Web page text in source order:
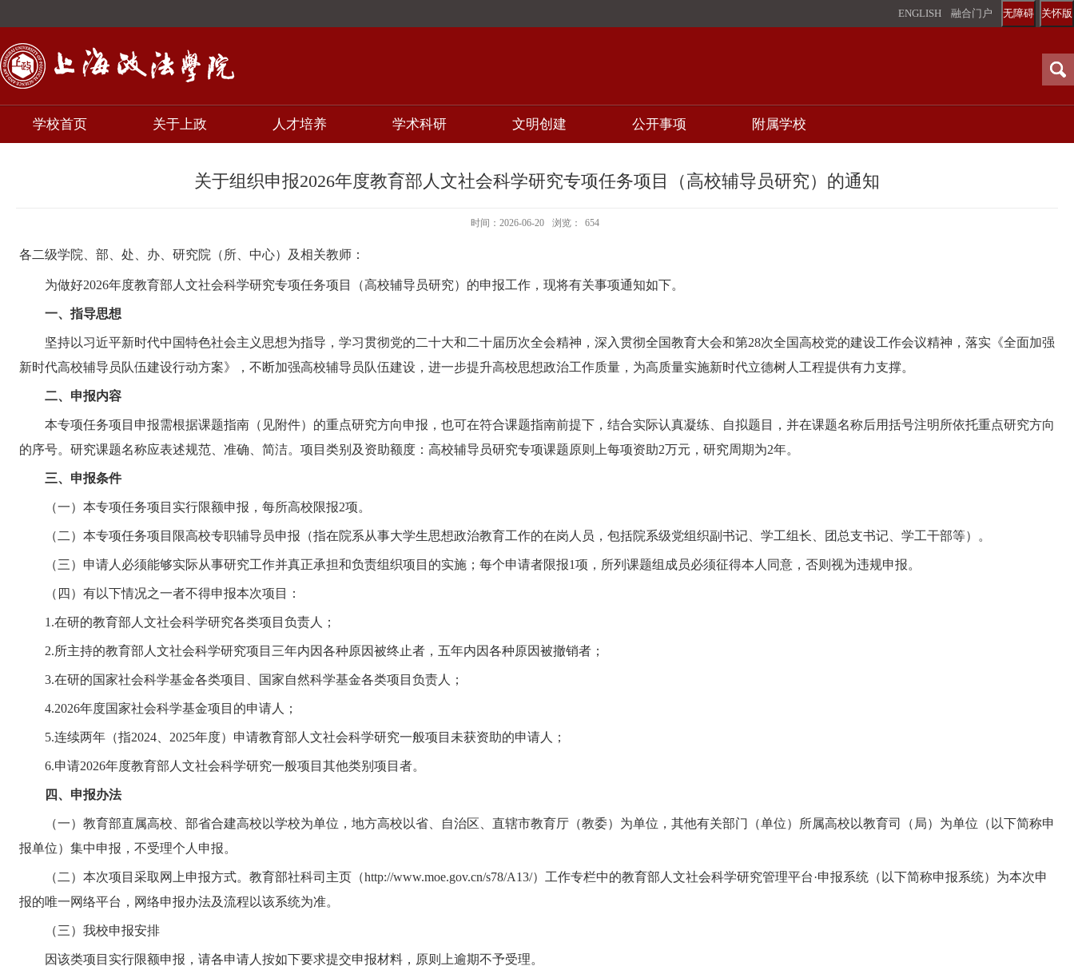
关怀版
无障碍
ENGLISH 融合门户
学校首页 关于上政 人才培养 学术科研 文明创建 公开事项 附属学校
关于组织申报2026年度教育部人文社会科学研究专项任务项目（高校辅导员研究）的通知
时间：2026-06-20 浏览： 654
各二级学院、部、处、办、研究院（所、中心）及相关教师：
为做好2026年度教育部人文社会科学研究专项任务项目（高校辅导员研究）的申报工作，现将有关事项通知如下。
一、指导思想
坚持以习近平新时代中国特色社会主义思想为指导，学习贯彻党的二十大和二十届历次全会精神，深入贯彻全国教育大会和第28次全国高校党的建设工作会议精神，落实《全面加强
新时代高校辅导员队伍建设行动方案》，不断加强高校辅导员队伍建设，进一步提升高校思想政治工作质量，为高质量实施新时代立德树人工程提供有力支撑。
二、申报内容
本专项任务项目申报需根据课题指南（见附件）的重点研究方向申报，也可在符合课题指南前提下，结合实际认真凝练、自拟题目，并在课题名称后用括号注明所依托重点研究方向
的序号。研究课题名称应表述规范、准确、简洁。项目类别及资助额度：高校辅导员研究专项课题原则上每项资助2万元，研究周期为2年。
三、申报条件
（一）本专项任务项目实行限额申报，每所高校限报2项。
（二）本专项任务项目限高校专职辅导员申报（指在院系从事大学生思想政治教育工作的在岗人员，包括院系级党组织副书记、学工组长、团总支书记、学工干部等）。
（三）申请人必须能够实际从事研究工作并真正承担和负责组织项目的实施；每个申请者限报1项，所列课题组成员必须征得本人同意，否则视为违规申报。
（四）有以下情况之一者不得申报本次项目：
1.在研的教育部人文社会科学研究各类项目负责人；
2.所主持的教育部人文社会科学研究项目三年内因各种原因被终止者，五年内因各种原因被撤销者；
3.在研的国家社会科学基金各类项目、国家自然科学基金各类项目负责人；
4.2026年度国家社会科学基金项目的申请人；
5.连续两年（指2024、2025年度）申请教育部人文社会科学研究一般项目未获资助的申请人；
6.申请2026年度教育部人文社会科学研究一般项目其他类别项目者。
四、申报办法
（一）教育部直属高校、部省合建高校以学校为单位，地方高校以省、自治区、直辖市教育厅（教委）为单位，其他有关部门（单位）所属高校以教育司（局）为单位（以下简称申
报单位）集中申报，不受理个人申报。
（二）本次项目采取网上申报方式。教育部社科司主页（http://www.moe.gov.cn/s78/A13/）工作专栏中的教育部人文社会科学研究管理平台·申报系统（以下简称申报系统）为本次申
报的唯一网络平台，网络申报办法及流程以该系统为准。
（三）我校申报安排
因该类项目实行限额申报，请各申请人按如下要求提交申报材料，原则上逾期不予受理。